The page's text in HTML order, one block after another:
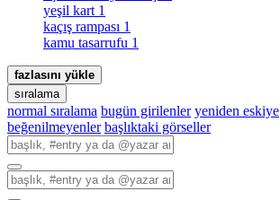
yeşil kart 1
kaçış rampası 1
kamu tasarrufu 1
fazlasını yükle
sıralama
normal sıralama bugün girilenler yeniden eskiye
beğenilmeyenler başlıktaki görseller